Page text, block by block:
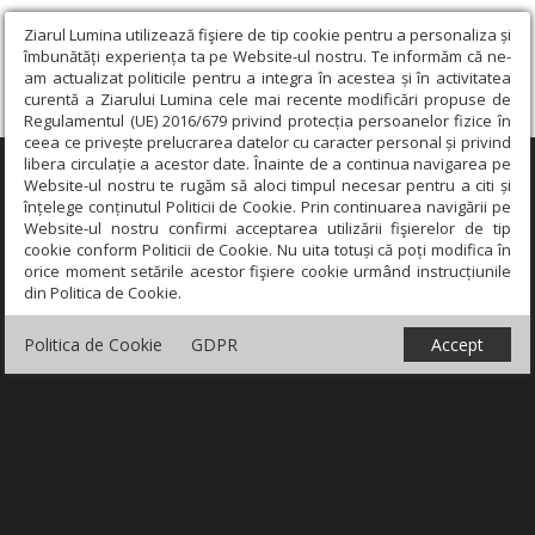
Ziarul Lumina utilizează fişiere de tip cookie pentru a personaliza și
îmbunătăți experiența ta pe Website-ul nostru. Te informăm că ne-
am actualizat politicile pentru a integra în acestea și în activitatea
curentă a Ziarului Lumina cele mai recente modificări propuse de
Regulamentul (UE) 2016/679 privind protecția persoanelor fizice în
ceea ce privește prelucrarea datelor cu caracter personal și privind
libera circulație a acestor date. Înainte de a continua navigarea pe
Website-ul nostru te rugăm să aloci timpul necesar pentru a citi și
înțelege conținutul Politicii de Cookie. Prin continuarea navigării pe
Website-ul nostru confirmi acceptarea utilizării fişierelor de tip
cookie conform Politicii de Cookie. Nu uita totuși că poți modifica în
orice moment setările acestor fişiere cookie urmând instrucțiunile
din Politica de Cookie.
Politica de Cookie GDPR Accept
×